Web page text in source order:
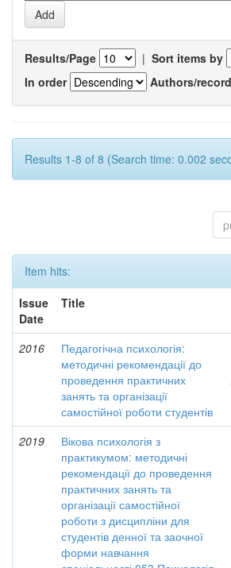
Results/Page | Sort items by
In order
Authors/record
Results 1-8 of 8 (Search time: 0.002
Item hits:
Issue
Date
Title
2016
Педагогічна психологія:
методичні рекомендації до
проведення практичних
занять та організації
самостійної роботи студентів
2019
Вікова психологія з
практикумом: методичні
рекомендації до проведення
практичних занять та
організації самостійної
роботи з дисципліни для
студентів денної та заочної
форми навчання